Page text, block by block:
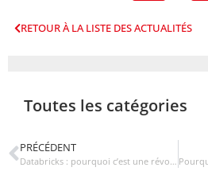
RETOUR À LA LISTE DES ACTUALITÉS
Toutes les catégories
PRÉCÉDENT
Databricks : pourquoi c’est une révolution pour la data d’entreprise ?